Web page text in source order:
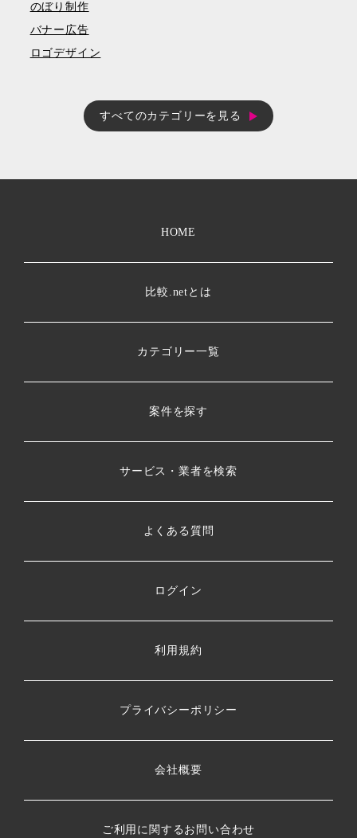
のぼり制作
バナー広告
ロゴデザイン
すべてのカテゴリーを見る
HOME
比較.netとは
カテゴリー一覧
案件を探す
サービス・業者を検索
よくある質問
ログイン
利用規約
プライバシーポリシー
会社概要
ご利用に関するお問い合わせ